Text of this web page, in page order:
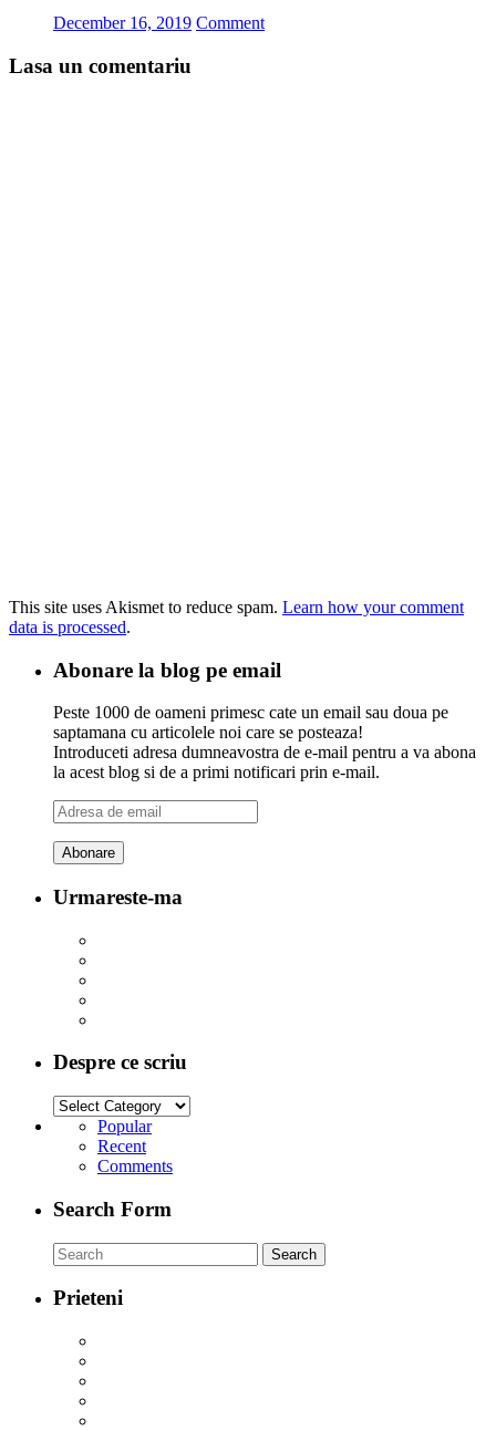
December 16, 2019 Comment
Lasa un comentariu
This site uses Akismet to reduce spam. Learn how your comment
data is processed.
Abonare la blog pe email
Peste 1000 de oameni primesc cate un email sau doua pe
saptamana cu articolele noi care se posteaza!
Introduceti adresa dumneavostra de e-mail pentru a va abona
la acest blog si de a primi notificari prin e-mail.
Adresa
de
email
Urmareste-ma
Despre ce scriu
Popular
Recent
Comments
Search Form
Prieteni